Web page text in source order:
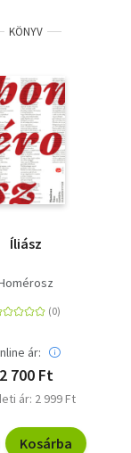
KÖNYV
Íliász
ár:
2 700 Ft
ár: 2 999 Ft
Kosárba